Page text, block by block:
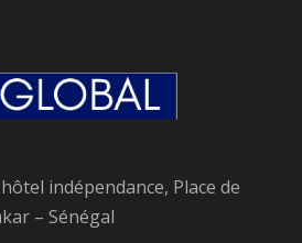
indépendance, Place de
– Sénégal